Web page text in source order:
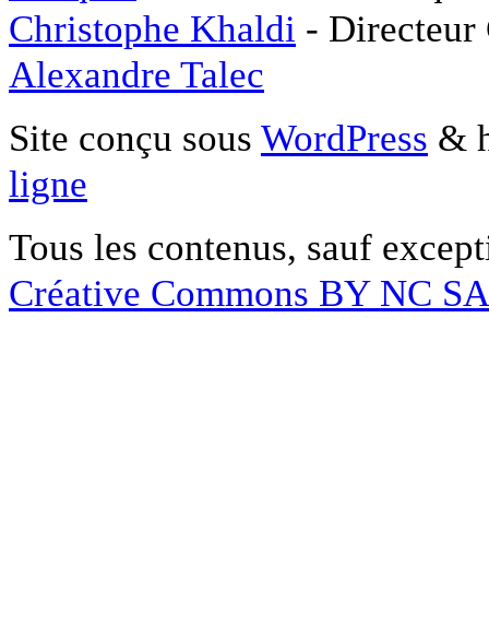
Christophe Khaldi -
Alexandre Talec
Site conçu sous WordPress &
ligne
Tous les contenus, sauf
Créative Commons BY NC SA